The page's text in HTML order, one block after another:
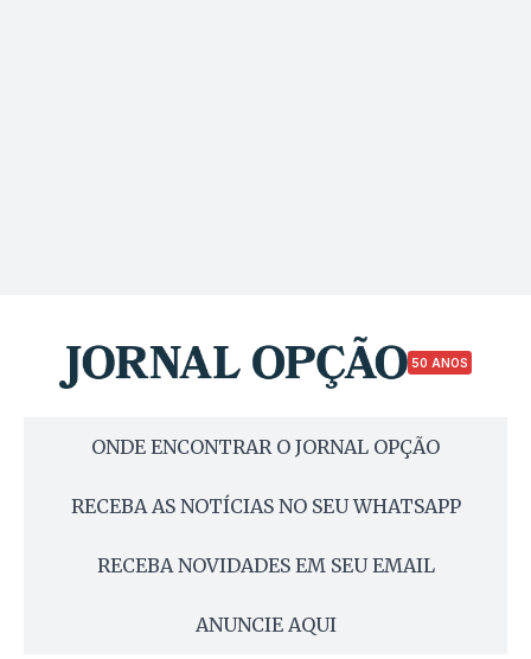
50 ANOS
ONDE ENCONTRAR O JORNAL OPÇÃO
RECEBA AS NOTÍCIAS NO SEU WHATSAPP
RECEBA NOVIDADES EM SEU EMAIL
ANUNCIE AQUI